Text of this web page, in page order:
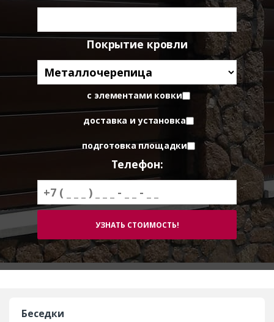
Покрытие кровли
с элементами ковки
доставка и установка
подготовка площадки
Телефон:
Беседки